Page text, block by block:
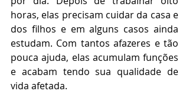
horas, elas precisam cuidar da casa e
dos filhos e em alguns casos ainda
estudam. Com tantos afazeres e tão
pouca ajuda, elas acumulam funções
e acabam tendo sua qualidade de
vida afetada.